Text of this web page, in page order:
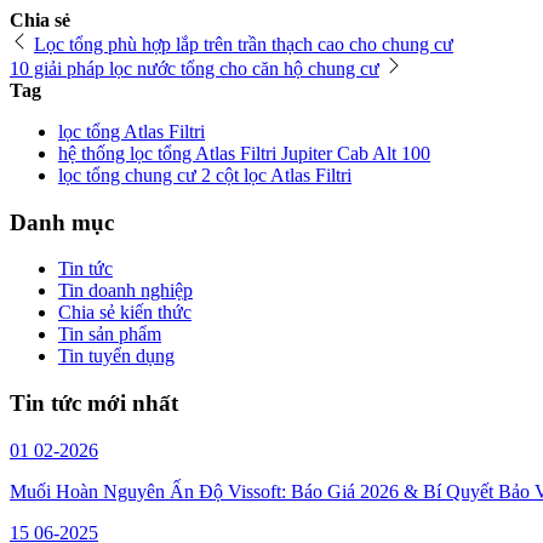
Chia sẻ
Lọc tổng phù hợp lắp trên trần thạch cao cho chung cư
10 giải pháp lọc nước tổng cho căn hộ chung cư
Tag
lọc tổng Atlas Filtri
hệ thống lọc tổng Atlas Filtri Jupiter Cab Alt 100
lọc tổng chung cư 2 cột lọc Atlas Filtri
Danh mục
Tin tức
Tin doanh nghiệp
Chia sẻ kiến thức
Tin sản phẩm
Tin tuyển dụng
Tin tức mới nhất
01 02-2026
Muối Hoàn Nguyên Ấn Độ Vissoft: Báo Giá 2026 & Bí Quyết Bảo
15 06-2025